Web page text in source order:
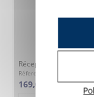
Récepteur Radio BJ 1
Réference : 7BJ26
169,00 €